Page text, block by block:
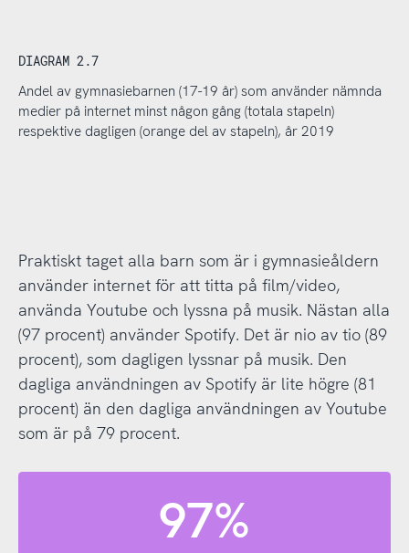
DIAGRAM 2.7
Andel av gymnasiebarnen (17-19 år) som använder nämnda
medier på internet minst någon gång (totala stapeln)
respektive dagligen (orange del av stapeln), år 2019
Praktiskt taget alla barn som är i gymnasieåldern
använder internet för att titta på film/video,
använda Youtube och lyssna på musik. Nästan alla
(97 procent) använder Spotify. Det är nio av tio (89
procent), som dagligen lyssnar på musik. Den
dagliga användningen av Spotify är lite högre (81
procent) än den dagliga användningen av Youtube
som är på 79 procent.
97%